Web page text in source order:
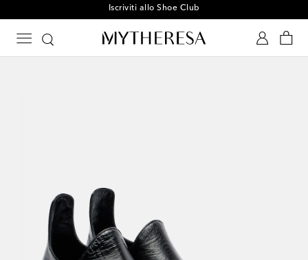
Iscriviti allo Shoe Club